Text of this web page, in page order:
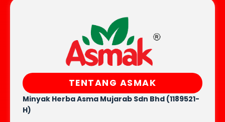
TENTANG ASMAK
Minyak Herba Asma Mujarab Sdn Bhd (1189521-
H)